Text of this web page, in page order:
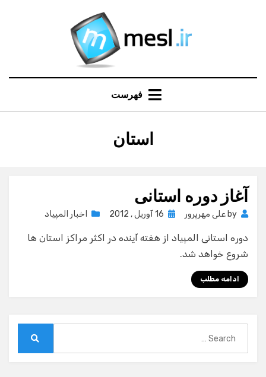
فهرست
برچسب
:
استان
آغاز دوره استانی
by علی مهرپرور
Posted
16 آوریل , 2012 اخبار المپیاد
دوره استانی المپیاد از هفته آینده در اکثر مراکز استان ها
شروع خواهد شد.
ادامه مطلب